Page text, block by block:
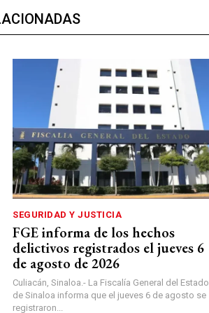
SEGURIDAD Y JUSTICIA
FGE informa de los hechos
delictivos registrados el jueves 6
de agosto de 2026
Culiacán, Sinaloa.- La Fiscalía General del Estado
de Sinaloa informa que el jueves 6 de agosto se
registraron...